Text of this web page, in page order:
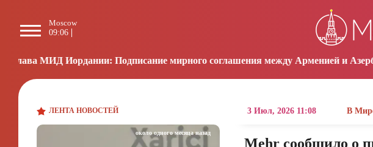
Moscow
09:06
Yerevan
10:06
Иордании: Подписание мирного соглашения между Арменией и Азербайджаном
ЛЕНТА НОВОСТЕЙ
около одного месяца назад
3 Июл, 2026 11:08 В
Mehr сообщило о